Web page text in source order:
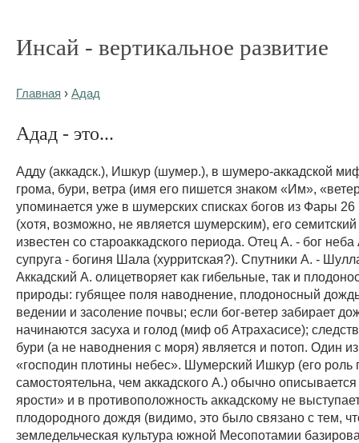
Инсай - вертикальное развитие
Главная › Адад
Адад - это...
Адду (аккадск.), Ишкур (шумер.), в шумеро-аккадской
грома, бури, ветра (имя его пишется знаком «Им»,
упоминается уже в шумерских списках богов из Фары 26
(хотя, возможно, не является шумерским), его семитский
известен со староаккадского периода. Отец А. - бог
супруга - богиня Шала (хурритская?). Спутники А. -
Аккадский А. олицетворяет как гибельные, так и
природы: губящее поля наводнение, плодоносный
ведении и засоление почвы; если бог-ветер забирает
начинаются засуха и голод (миф об Атрахасисе);
бури (а не наводнения с моря) является и потоп. Один
«господин плотины небес». Шумерский Ишкур (его роль
самостоятельна, чем аккадского А.) обычно
ярости» и в противоположность аккадскому не
плодородного дождя (видимо, это было связано с тем,
земледельческая культура южной Месопотамии